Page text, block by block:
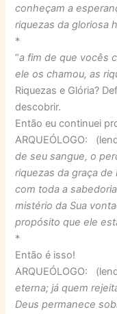
conheçam a
riquezas da gloriosa
*
“a fim de que vocês
ele os chamou, as
Riquezas e Glória?
descobrir.
Então eu continuei
ARQUEÓLOGO:
de seu sangue, o
riquezas da graça de
com toda a
mistério da Sua
propósito que ele
*
Então é isso!
ARQUEÓLOGO:
eterna; já quem
Deus permanece